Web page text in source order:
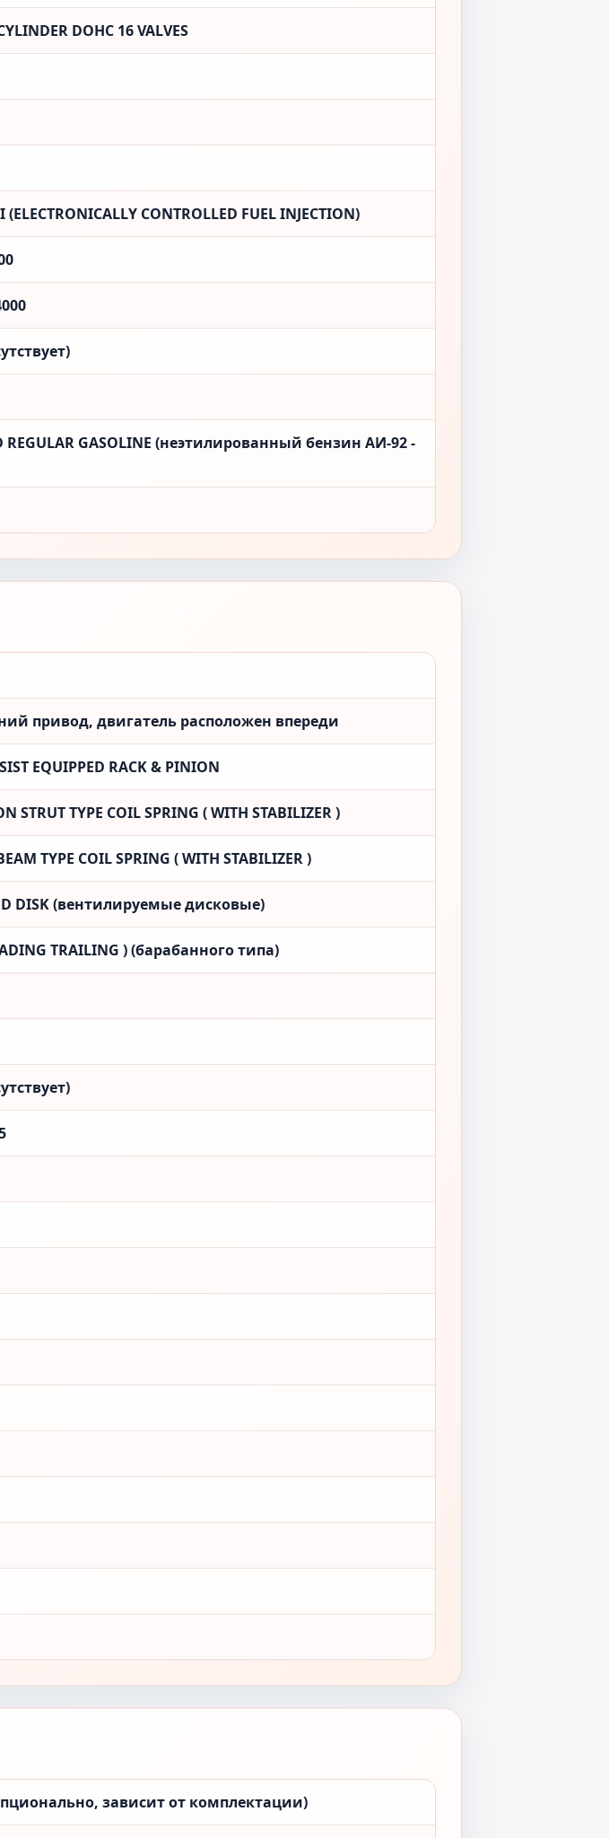
DOHC 16 VALVES
(ELECTRONICALLY CONTROLLED FUEL INJECTION)
REGULAR GASOLINE (неэтилированный бензин АИ-92 -
привод, двигатель расположен впереди
EQUIPPED RACK & PINION
STRUT TYPE COIL SPRING ( WITH STABILIZER )
TYPE COIL SPRING ( WITH STABILIZER )
DISK (вентилируемые дисковые)
TRAILING ) (барабанного типа)
зависит от комплектации)